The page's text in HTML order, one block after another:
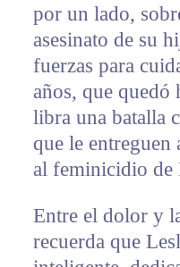
por un lado,
asesinato de su
fuerzas para
años, que quedó
libra una batalla
que le
al feminicidio de
Entre el dolor y
recuerda que